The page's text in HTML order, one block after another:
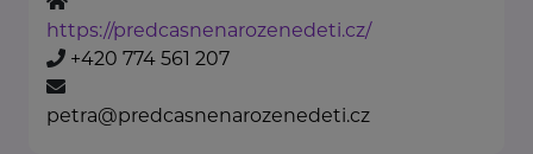
https://predcasnenarozenedeti.cz/
+420 774 561 207
petra@predcasnenarozenedeti.cz